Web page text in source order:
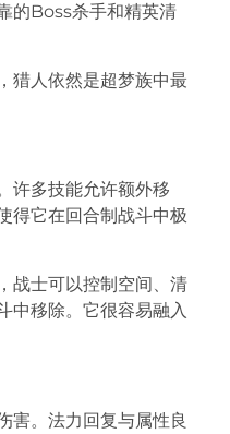
的Boss杀手和精英清
猎人依然是超梦族中最
许多技能允许额外移
得它在回合制战斗中极
战士可以控制空间、清
中移除。它很容易融入
害。法力回复与属性良